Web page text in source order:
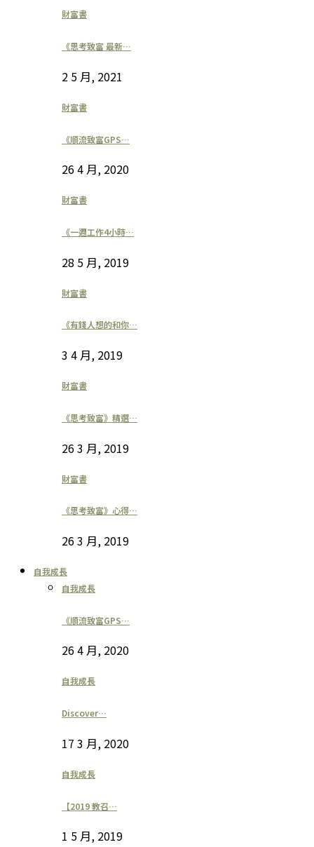
財富書
《思考致富 最新…
2 5 月, 2021
財富書
《順流致富GPS…
26 4 月, 2020
財富書
《一週工作4小時…
28 5 月, 2019
財富書
《有錢人想的和你…
3 4 月, 2019
財富書
《思考致富》精選…
26 3 月, 2019
財富書
《思考致富》心得…
26 3 月, 2019
自我成長
自我成長
《順流致富GPS…
26 4 月, 2020
自我成長
Discover…
17 3 月, 2020
自我成長
【2019 教召…
1 5 月, 2019